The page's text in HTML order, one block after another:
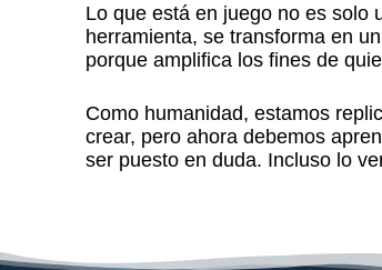
Lo que está en juego no es solo
herramienta, se transforma en un
porque amplifica los fines de
Como humanidad, estamos
crear, pero ahora debemos
ser puesto en duda. Incluso lo